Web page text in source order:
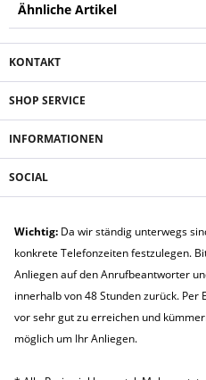
Ähnliche Artikel
KONTAKT
SHOP SERVICE
INFORMATIONEN
SOCIAL
Wichtig: Da wir ständig unterwegs
konkrete Telefonzeiten festzulegen.
Anliegen auf den Anrufbeantworter
innerhalb von 48 Stunden zurück. Per
vor sehr gut zu erreichen und
möglich um Ihr Anliegen.